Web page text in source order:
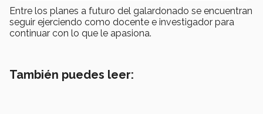
Entre los planes a futuro del galardonado se encuentran
seguir ejerciendo como docente e investigador para
continuar con lo que le apasiona.
También puedes leer: